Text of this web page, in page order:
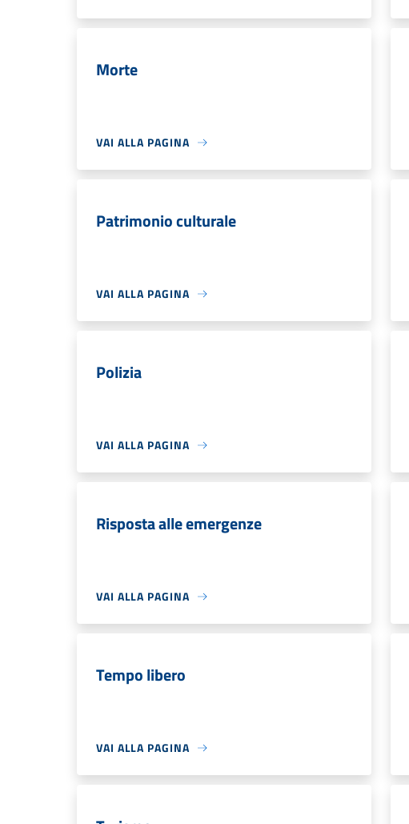
Morte
VAI ALLA PAGINA
Patrimonio culturale
VAI ALLA PAGINA
Polizia
VAI ALLA PAGINA
Risposta alle emergenze
VAI ALLA PAGINA
Tempo libero
VAI ALLA PAGINA